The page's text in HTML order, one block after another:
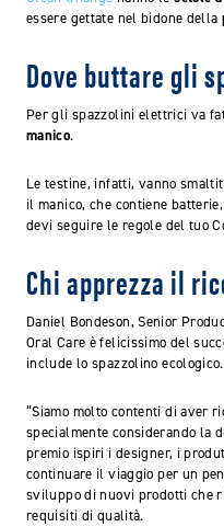
essere gettate nel bidone della
Dove buttare gli
Per gli spazzolini elettrici va
manico.
Le testine, infatti, vanno
il manico, che contiene
devi seguire le regole del tuo
Chi apprezza il
Daniel Bondeson, Senior
Oral Care è felicissimo del
include lo spazzolino ecologico.
“Siamo molto contenti di aver
specialmente considerando la
premio ispiri i designer, i
continuare il viaggio per un
sviluppo di nuovi prodotti che
requisiti di qualità.